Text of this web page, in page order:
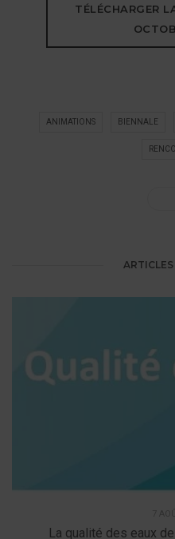
TÉLÉCHARGER
ANIMATIONS BIENNALE
La qualité des eaux